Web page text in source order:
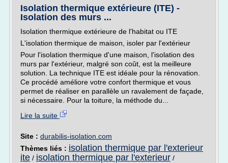
Isolation thermique extérieure (ITE) -
Isolation des murs ...
Isolation thermique extérieure de l'habitat ou ITE
L'isolation thermique de maison, isoler par l'extérieur
Pour l'isolation thermique d'une maison, l'isolation des
murs par l'extérieur, malgré son coût, est la meilleure
solution. La technique ITE est idéale pour la rénovation.
Ce procédé améliore votre confort thermique et vous
permet de réaliser en parallèle un ravalement de façade,
si nécessaire. Pour la toiture, la méthode du...
Lire la suite
Site : durabilis-isolation.com
Thèmes liés : isolation thermique par l'exterieur
ite / isolation thermique par l'exterieur /